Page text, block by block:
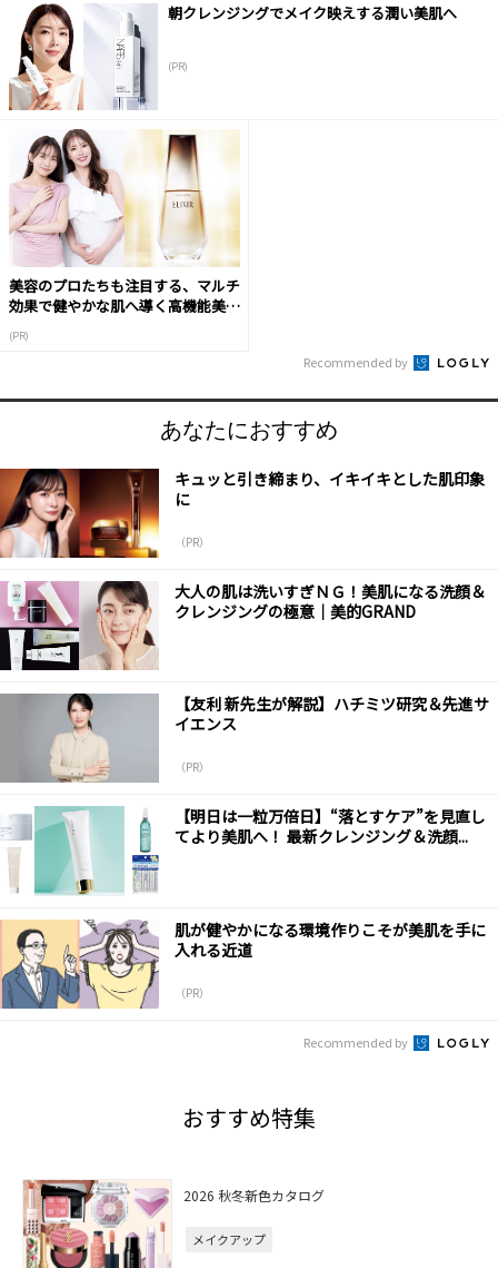
朝クレンジングでメイク映えする潤い美肌へ
(PR)
美容のプロたちも注目する、マルチ
効果で健やかな肌へ導く高機能美容
(PR)
Recommended by
あなたにおすすめ
キュッと引き締まり、イキイキとした肌印象
に
（PR）
大人の肌は洗いすぎＮＧ！美肌になる洗顔＆
クレンジングの極意｜美的GRAND
【友利 新先生が解説】ハチミツ研究＆先進サ
イエンス
（PR）
【明日は一粒万倍日】“落とすケア”を見直し
てより美肌へ！ 最新クレンジング＆洗顔...
肌が健やかになる環境作りこそが美肌を手に
入れる近道
（PR）
Recommended by
おすすめ特集
2026 秋冬新色カタログ
メイクアップ